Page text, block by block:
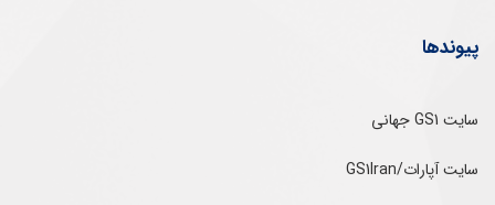
پیوندها
سایت GS1 جهانی
سایت آپارات/GS1Iran